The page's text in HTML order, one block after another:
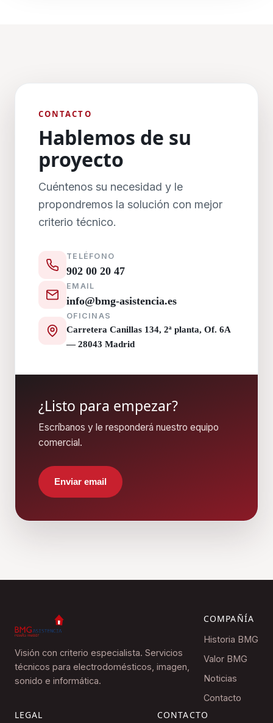
CONTACTO
Hablemos de su
proyecto
Cuéntenos su necesidad y le
propondremos la solución con mejor
criterio técnico.
TELÉFONO
902 00 20 47
EMAIL
info@bmg-asistencia.es
OFICINAS
Carretera Canillas 134, 2ª planta, Of. 6A
— 28043 Madrid
¿Listo para empezar?
Escríbanos y le responderá nuestro equipo
comercial.
Enviar email
Visión con criterio especialista. Servicios
técnicos para electrodomésticos, imagen,
sonido e informática.
COMPAÑÍA
Historia BMG
Valor BMG
Noticias
Contacto
LEGAL CONTACTO